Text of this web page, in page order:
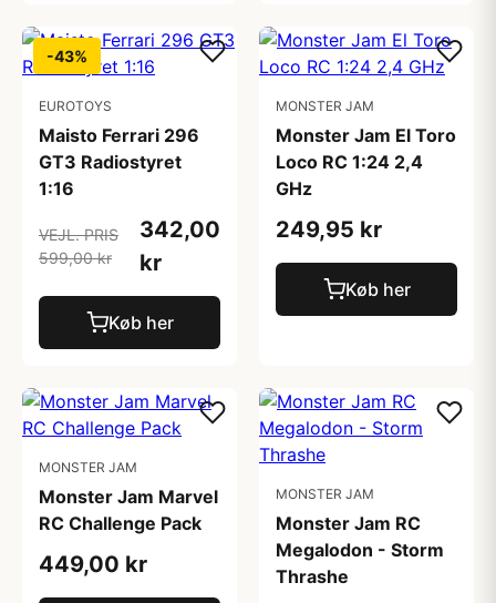
-43%
EUROTOYS
Maisto Ferrari 296
GT3 Radiostyret
1:16
VEJL. PRIS
599,00 kr
342,00
kr
Køb her
MONSTER JAM
Monster Jam El Toro
Loco RC 1:24 2,4
GHz
249,95 kr
Køb her
MONSTER JAM
Monster Jam Marvel
RC Challenge Pack
449,00 kr
MONSTER JAM
Monster Jam RC
Megalodon - Storm
Thrashe